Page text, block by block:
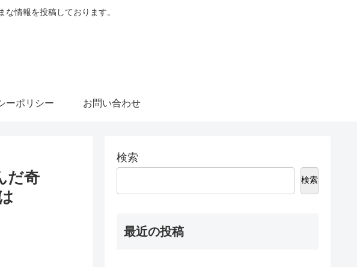
情報を投稿しております。
ーポリシー お問い合わせ
だ奇
検索
検索
最近の投稿